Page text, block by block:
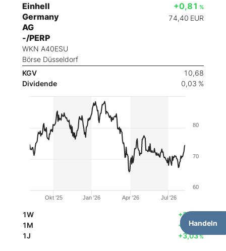
Einhell
Germany
AG
-/PERP
WKN A40ESU
Börse Düsseldorf
+0,81 %
74,40 EUR
KGV
10,68
Dividende
0,03 %
Handeln
Okt '25 Jan '26 Apr '26 Jul '26
60
70
80
1W +5,50
1M +8,72%
1J +3,03%